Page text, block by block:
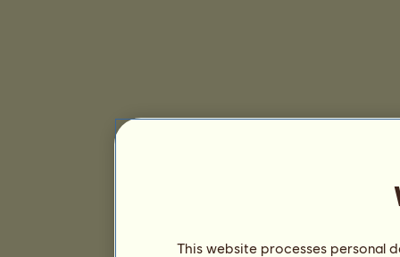
This website processes personal